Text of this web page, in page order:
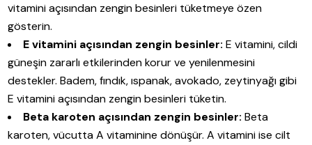
vitamini açısından zengin besinleri tüketmeye özen
gösterin.
E vitamini açısından zengin besinler: E vitamini, cildi
güneşin zararlı etkilerinden korur ve yenilenmesini
destekler. Badem, fındık, ıspanak, avokado, zeytinyağı gibi
E vitamini açısından zengin besinleri tüketin.
Beta karoten açısından zengin besinler: Beta
karoten, vücutta A vitaminine dönüşür. A vitamini ise cilt